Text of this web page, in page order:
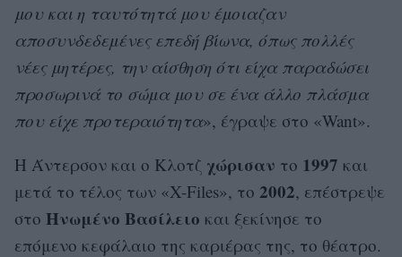
μου και η ταυτότητά μου έμοιαζαν
αποσυνδεδεμένες επεδή βίωνα, όπως πολλές
νέες μητέρες, την αίσθηση ότι είχα παραδώσει
προσωρινά το σώμα μου σε ένα άλλο πλάσμα
που είχε προτεραιότητα», έγραψε στο «Want».
Η Άντερσον και ο Kλοτζ χώρισαν το 1997 και
μετά το τέλος των «X-Files», το 2002, επέστρεψε
στο Ηνωμένο Βασίλειο και ξεκίνησε το
επόμενο κεφάλαιο της καριέρας της, το θέατρο.